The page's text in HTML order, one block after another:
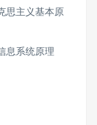
思主义基本原
息系统原理